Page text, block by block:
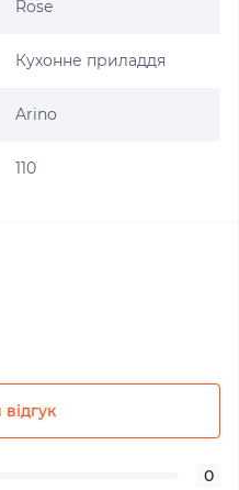
Rose
Кухонне приладдя
Arino
110
0